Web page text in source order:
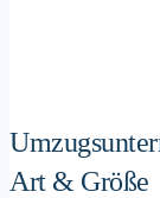
Art & Größe